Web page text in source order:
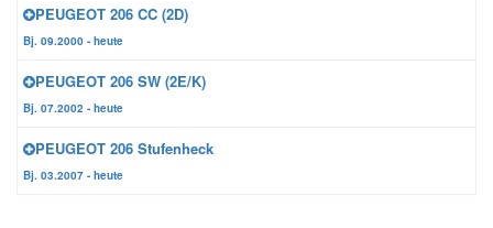
PEUGEOT 206 CC (2D)
Bj. 09.2000 - heute
PEUGEOT 206 SW (2E/K)
Bj. 07.2002 - heute
PEUGEOT 206 Stufenheck
Bj. 03.2007 - heute
Jeep Ersatzteile